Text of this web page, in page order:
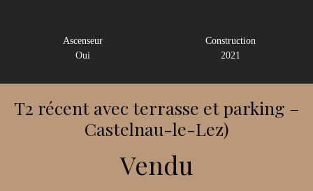
Ascenseur
Oui
Construction
2021
T2 récent avec terrasse et parking –
Castelnau-le-Lez)
Vendu